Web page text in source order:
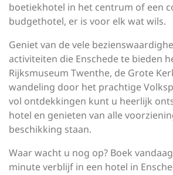
boetiekhotel in het centrum of een
budgethotel, er is voor elk wat wils.
Geniet van de vele
activiteiten die Enschede te bieden
Rijksmuseum Twenthe, de Grote
wandeling door het prachtige
vol ontdekkingen kunt u heerlijk
hotel en genieten van alle
beschikking staan.
Waar wacht u nog op? Boek
minute verblijf in een hotel in